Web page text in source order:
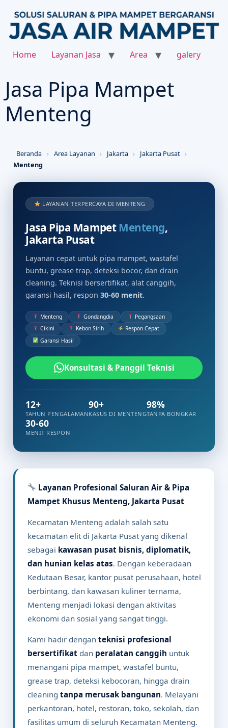
Home Layanan Jasa Area galery
Jasa Pipa Mampet
Menteng
Beranda › Area Layanan › Jakarta › Jakarta Pusat ›
Menteng
LAYANAN TERPERCAYA DI MENTENG
Jasa Pipa Mampet Menteng,
Jakarta Pusat
Layanan cepat untuk pipa mampet, wastafel
buntu, grease trap, deteksi bocor, dan drain
cleaning. Teknisi bersertifikat, alat canggih,
garansi hasil, respon 30-60 menit.
Menteng Gondangdia
Pegangsaan
Cikini
Kebon Sirih
Respon Cepat
Garansi Hasil
Konsultasi & Panggil Teknisi
12+
TAHUN PENGALAMAN
90+
KASUS DI MENTENG
98%
TANPA BONGKAR
30-60
MENIT RESPON
Layanan Profesional Saluran Air & Pipa
Mampet Khusus Menteng, Jakarta Pusat
Kecamatan Menteng adalah salah satu
kecamatan elit di Jakarta Pusat yang dikenal
sebagai kawasan pusat bisnis, diplomatik,
dan hunian kelas atas. Dengan keberadaan
Kedutaan Besar, kantor pusat perusahaan, hotel
berbintang, dan kawasan kuliner ternama,
Menteng menjadi lokasi dengan aktivitas
ekonomi dan sosial yang sangat tinggi.
Kami hadir dengan teknisi profesional
bersertifikat dan peralatan canggih untuk
menangani pipa mampet, wastafel buntu,
grease trap, deteksi kebocoran, hingga drain
cleaning tanpa merusak bangunan. Melayani
perkantoran, hotel, restoran, toko, sekolah, dan
fasilitas umum di seluruh Kecamatan Menteng.